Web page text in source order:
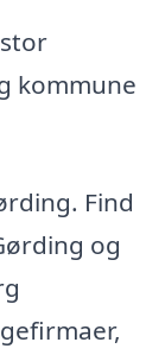
kommune
Find
og